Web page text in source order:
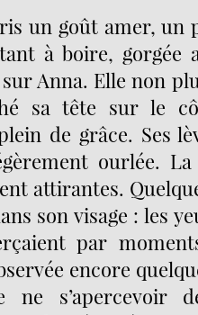
un goût amer, un
à boire, gorgée
Anna. Elle non
sa tête sur le
de grâce. Ses
ourlée.
attirantes.
son visage : les
par
encore
ne s’apercevoir